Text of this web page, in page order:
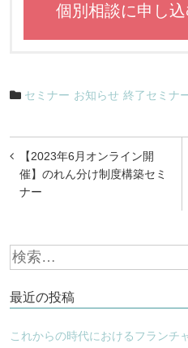
個別相談に申し
セミナー お知らせ 終了セミナ
投
稿
ナ
ゲ
シ
ョ
【2023年6月オンライン開
催】のれん分け制度構築セミ
ナー
検
索:
最近の投稿
これからの時代におけるフランチ